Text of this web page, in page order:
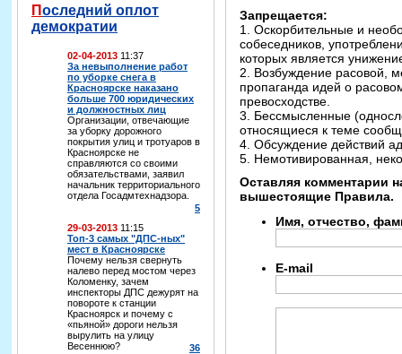
Последний оплот
демократии
02-04-2013 11:37
За невыполнение работ
по уборке снега в
Красноярске наказано
больше 700 юридических
и должностных лиц
Организации, отвечающие
за уборку дорожного
покрытия улиц и тротуаров в
Красноярске не
справляются со своими
обязательствами, заявил
начальник территориального
отдела Госадмтехнадзора.
5
29-03-2013 11:15
Топ-3 самых "ДПС-ных"
мест в Красноярске
Почему нельзя свернуть
налево перед мостом через
Коломенку, зачем
инспекторы ДПС дежурят на
повороте к станции
Красноярск и почему с
«пьяной» дороги нельзя
вырулить на улицу
Весеннюю?
36
Запрещается:
1. Оскорбительные и
собеседников,
которых является
2. Возбуждение расовой,
пропаганда идей о
превосходстве.
3. Бессмысленные
относящиеся к теме
4. Обсуждение действий
5. Немотивированная,
Оставляя комментарии
вышестоящие Правила.
Имя, отчество,
E-mail